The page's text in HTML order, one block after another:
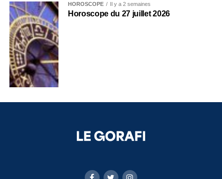
HOROSCOPE Il y a 2 semaines
Horoscope du 27 juillet 2026